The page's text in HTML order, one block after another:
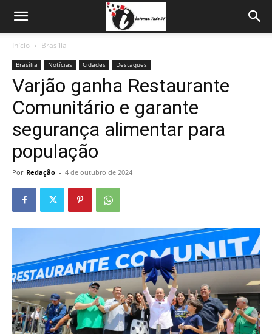
Início Brasília
Brasília Notícias Cidades Destaques
Varjão ganha Restaurante
Comunitário e garante
segurança alimentar para
população
Por Redação - 4 de outubro de 2024